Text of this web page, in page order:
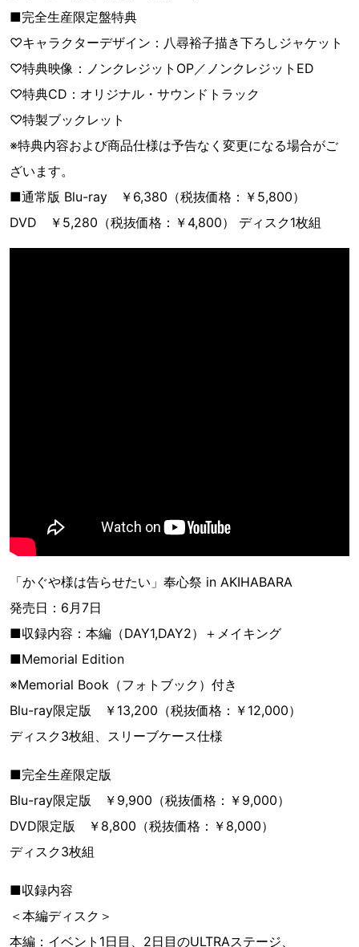
■完全生産限定盤特典
♡キャラクターデザイン：八尋裕子描き下ろしジャケット
♡特典映像：ノンクレジットOP／ノンクレジットED
♡特典CD：オリジナル・サウンドトラック
♡特製ブックレット
※特典内容および商品仕様は予告なく変更になる場合がご
ざいます。
■通常版 Blu-ray ￥6,380（税抜価格：￥5,800）
DVD ￥5,280（税抜価格：￥4,800） ディスク1枚組
「かぐや様は告らせたい」奉心祭 in AKIHABARA
発売日：6月7日
■収録内容：本編（DAY1,DAY2）＋メイキング
■Memorial Edition
※Memorial Book（フォトブック）付き
Blu-ray限定版 ￥13,200（税抜価格：￥12,000）
ディスク3枚組、スリーブケース仕様
■完全生産限定版
Blu-ray限定版 ￥9,900（税抜価格：￥9,000）
DVD限定版 ￥8,800（税抜価格：￥8,000）
ディスク3枚組
■収録内容
＜本編ディスク＞
本編：イベント1日目、2日目のULTRAステージ、